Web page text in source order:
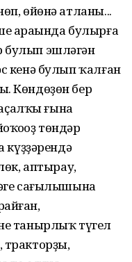
өйөнә атланы...
араһында булырға
булып эшләгән
кенә булып ҡалған
Көндөҙөн бер
ғына
төндәр
күҙҙәрендә
аптырау,
сағылышына
танырлыҡ түгел